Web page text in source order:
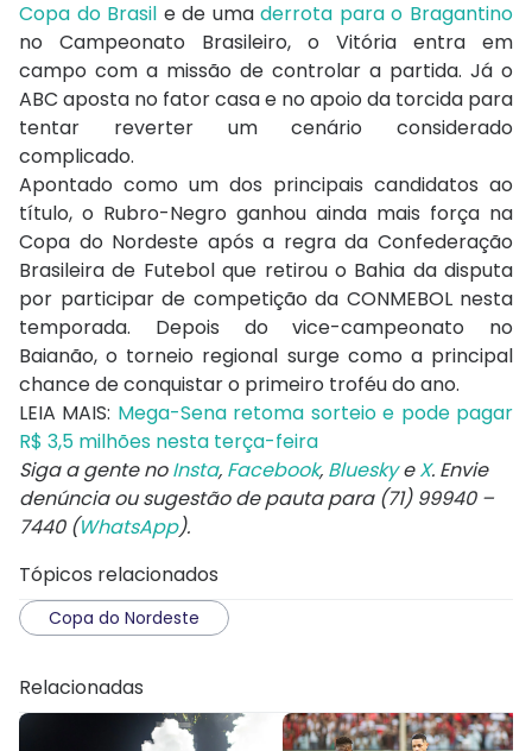
Copa do Brasil e de umaderrota para o Bragantino
no Campeonato Brasileiro, o Vitória entra em
campo com a missão de controlar a partida. Já o
ABC aposta no fator casa e no apoio da torcida para
tentar reverter um cenário considerado
complicado.
Apontado como um dos principais candidatos ao
título, o Rubro-Negro ganhou ainda mais força na
Copa do Nordeste após a regra da Confederação
Brasileira de Futebol que retirou o Bahia da disputa
por participar de competição da CONMEBOL nesta
temporada. Depois do vice-campeonato no
Baianão, o torneio regional surge como a principal
chance de conquistar o primeiro troféu do ano.
LEIA MAIS: Mega-Sena retoma sorteio e pode pagar
R$ 3,5 milhões nesta terça-feira
Siga a gente noInsta, Facebook, BlueskyeX. Envie
denúncia ou sugestão de pauta para (71) 99940 –
7440 (WhatsApp).
Tópicos relacionados
Copa do Nordeste
Relacionadas